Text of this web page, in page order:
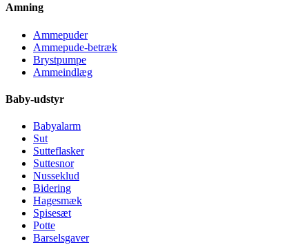
Amning
Ammepuder
Ammepude-betræk
Brystpumpe
Ammeindlæg
Baby-udstyr
Babyalarm
Sut
Sutteflasker
Suttesnor
Nusseklud
Bidering
Hagesmæk
Spisesæt
Potte
Barselsgaver